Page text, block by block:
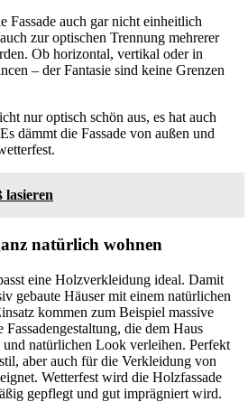
Fassade auch gar nicht einheitlich
zur optischen Trennung mehrerer
Ob horizontal, vertikal oder in
– der Fantasie sind keine Grenzen
nur optisch schön aus, es hat auch
dämmt die Fassade von außen und
lasieren
natürlich wohnen
eine Holzverkleidung ideal. Damit
gebaute Häuser mit einem natürlichen
kommen zum Beispiel massive
die dem Haus
und natürlichen Look verleihen. Perfekt
aber auch für die Verkleidung von
Wetterfest wird die Holzfassade
gepflegt und gut imprägniert wird.